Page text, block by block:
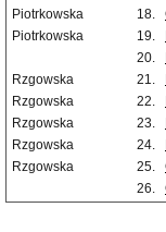
Piotrkowska
18.
Piotrkowska
19.
20.
Rzgowska
21.
Rzgowska
22.
Rzgowska
23.
Rzgowska
24.
Rzgowska
25.
26.